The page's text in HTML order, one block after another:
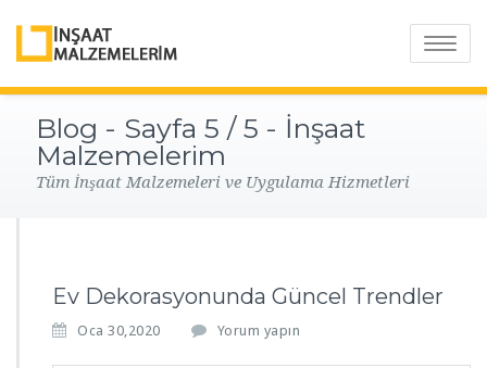
Toggle
Blog - Sayfa 5 / 5 - İnşaat
Malzemelerim
Tüm İnşaat Malzemeleri ve Uygulama Hizmetleri
Ev Dekorasyonunda Güncel Trendler
Oca 30,2020 Yorum yapın